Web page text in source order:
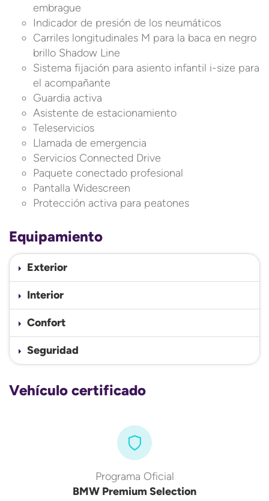
embrague
Indicador de presión de los neumáticos
Carriles longitudinales M para la baca en negro
brillo Shadow Line
Sistema fijación para asiento infantil i-size para
el acompañante
Guardia activa
Asistente de estacionamiento
Teleservicios
Llamada de emergencia
Servicios Connected Drive
Paquete conectado profesional
Pantalla Widescreen
Protección activa para peatones
Equipamiento
Exterior
Interior
Confort
Seguridad
Vehículo certificado
Programa Oficial
BMW Premium Selection